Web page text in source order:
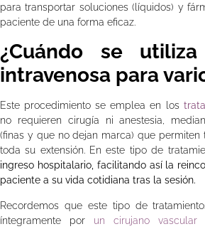
para transportar soluciones (líquidos) y
paciente de una forma eficaz.
¿Cuándo se
intravenosa para
Este procedimiento se emplea en los
no requieren cirugía ni anestesia,
(finas y que no dejan marca) que permiten
toda su extensión. En este tipo de
ingreso hospitalario, facilitando así la
paciente a su vida cotidiana tras la sesión.
Recordemos que este tipo de
íntegramente por un cirujano